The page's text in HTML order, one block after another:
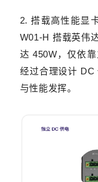
2. 搭载高性能显
W01-H 搭载英伟
达 450W，仅依
经过合理设计 DC
与性能发挥。